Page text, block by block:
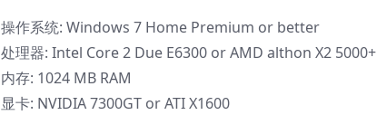
操作系统: Windows 7 Home Premium or better
处理器: Intel Core 2 Due E6300 or AMD althon X2 5000+
内存: 1024 MB RAM
显卡: NVIDIA 7300GT or ATI X1600